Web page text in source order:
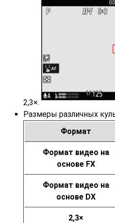
2,3×.
Размеры различных
Формат
Формат видео на
основе FX
Формат видео на
основе DX
2,3×